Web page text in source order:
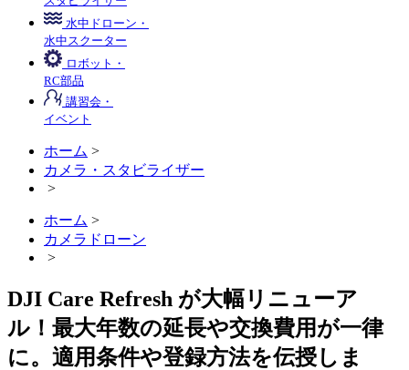
水中ドローン・
水中スクーター
ロボット・
RC部品
講習会・
イベント
ホーム >
カメラ・スタビライザー
>
ホーム >
カメラドローン
>
DJI Care Refresh が大幅リニューア
ル！最大年数の延長や交換費用が一律
に。適用条件や登録方法を伝授しま